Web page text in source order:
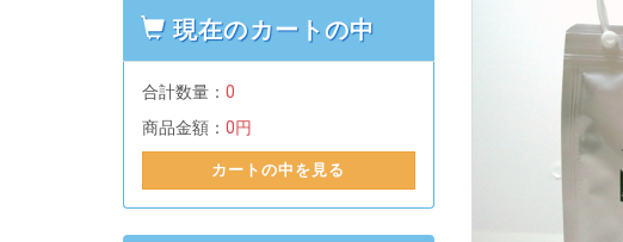
現在のカートの中
合計数量： 0
商品金額： 0円
カートの中を見る